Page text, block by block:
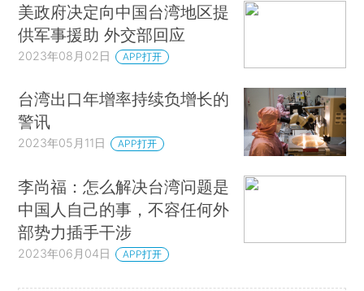
美政府决定向中国台湾地区提
供军事援助 外交部回应
2023年08月02日 APP打开
台湾出口年增率持续负增长的
警讯
2023年05月11日 APP打开
李尚福：怎么解决台湾问题是
中国人自己的事，不容任何外
部势力插手干涉
2023年06月04日 APP打开